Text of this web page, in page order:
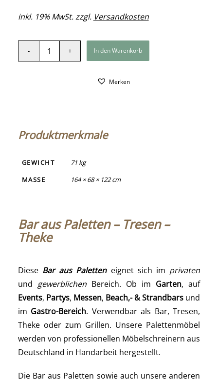
inkl. 19% MwSt. zzgl. Versandkosten
In den Warenkorb
Merken
Produktmerkmale
GEWICHT
71 kg
MASSE
164 × 68 × 122 cm
Bar aus Paletten – Tresen –
Theke
Diese Bar aus Paletteneignet sich im privaten
und gewerblichenBereich. Ob im Garten, auf
Events, Partys, Messen, Beach,- & Strandbars und
im Gastro-Bereich. Verwendbar als Bar, Tresen,
Theke oder zum Grillen. Unsere Palettenmöbel
werden von professionellen Möbelschreinern aus
Deutschland in Handarbeit hergestellt.
Die Bar aus Paletten sowie auch unsere anderen